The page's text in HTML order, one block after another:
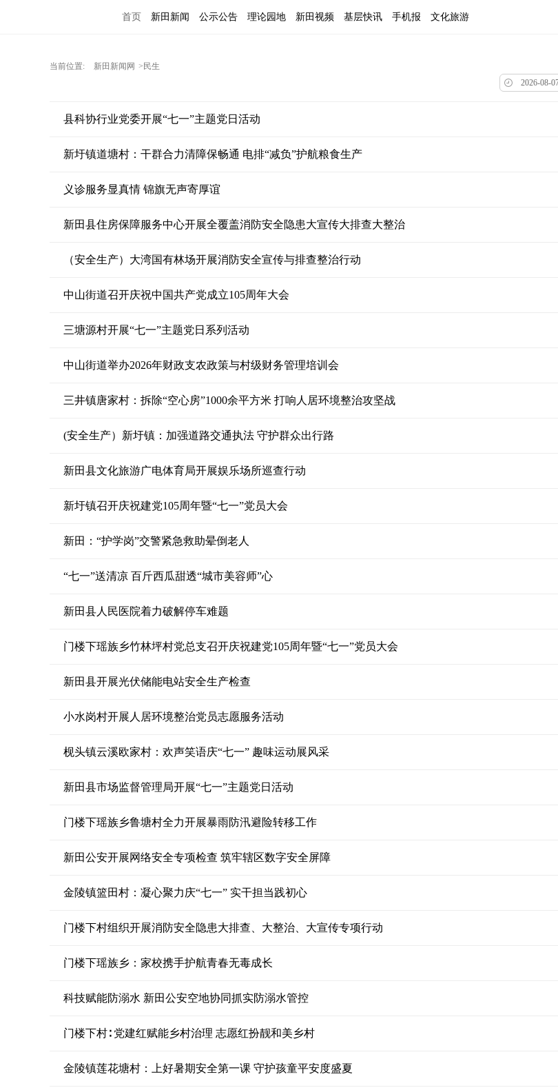
首页 新田新闻 公示公告 理论园地 新田视频 基层快讯 手机报 文化旅游
当前位置: 新田新闻网 >民生
县科协行业党委开展“七一”主题党日活动
新圩镇道塘村：干群合力清障保畅通 电排“减负”护航粮食生产
义诊服务显真情 锦旗无声寄厚谊
新田县住房保障服务中心开展全覆盖消防安全隐患大宣传大排查大整治
（安全生产）大湾国有林场开展消防安全宣传与排查整治行动
中山街道召开庆祝中国共产党成立105周年大会
三塘源村开展“七一”主题党日系列活动
中山街道举办2026年财政支农政策与村级财务管理培训会
三井镇唐家村：拆除“空心房”1000余平方米 打响人居环境整治攻坚战
(安全生产）新圩镇：加强道路交通执法 守护群众出行路
新田县文化旅游广电体育局开展娱乐场所巡查行动
新圩镇召开庆祝建党105周年暨“七一”党员大会
新田：“护学岗”交警紧急救助晕倒老人
“七一”送清凉 百斤西瓜甜透“城市美容师”心
新田县人民医院着力破解停车难题
门楼下瑶族乡竹林坪村党总支召开庆祝建党105周年暨“七一”党员大会
新田县开展光伏储能电站安全生产检查
小水岗村开展人居环境整治党员志愿服务活动
枧头镇云溪欧家村：欢声笑语庆“七一” 趣味运动展风采
新田县市场监督管理局开展“七一”主题党日活动
门楼下瑶族乡鲁塘村全力开展暴雨防汛避险转移工作
新田公安开展网络安全专项检查 筑牢辖区数字安全屏障
金陵镇篮田村：凝心聚力庆“七一” 实干担当践初心
门楼下村组织开展消防安全隐患大排查、大整治、大宣传专项行动
门楼下瑶族乡：家校携手护航青春无毒成长
科技赋能防溺水 新田公安空地协同抓实防溺水管控
门楼下村∶ 党建红赋能乡村治理 志愿红扮靓和美乡村
金陵镇莲花塘村：上好暑期安全第一课 守护孩童平安度盛夏